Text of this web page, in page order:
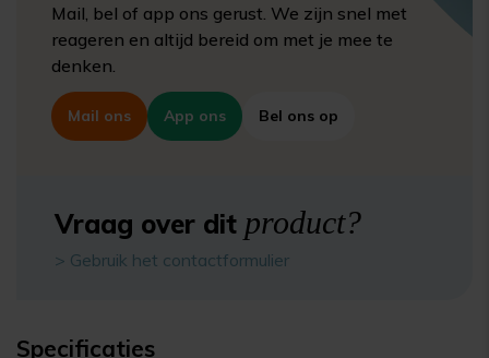
Mail, bel of app ons gerust. We zijn snel met
reageren en altijd bereid om met je mee te
denken.
Mail ons App ons Bel ons op
Vraag over dit product?
> Gebruik het contactformulier
Specificaties